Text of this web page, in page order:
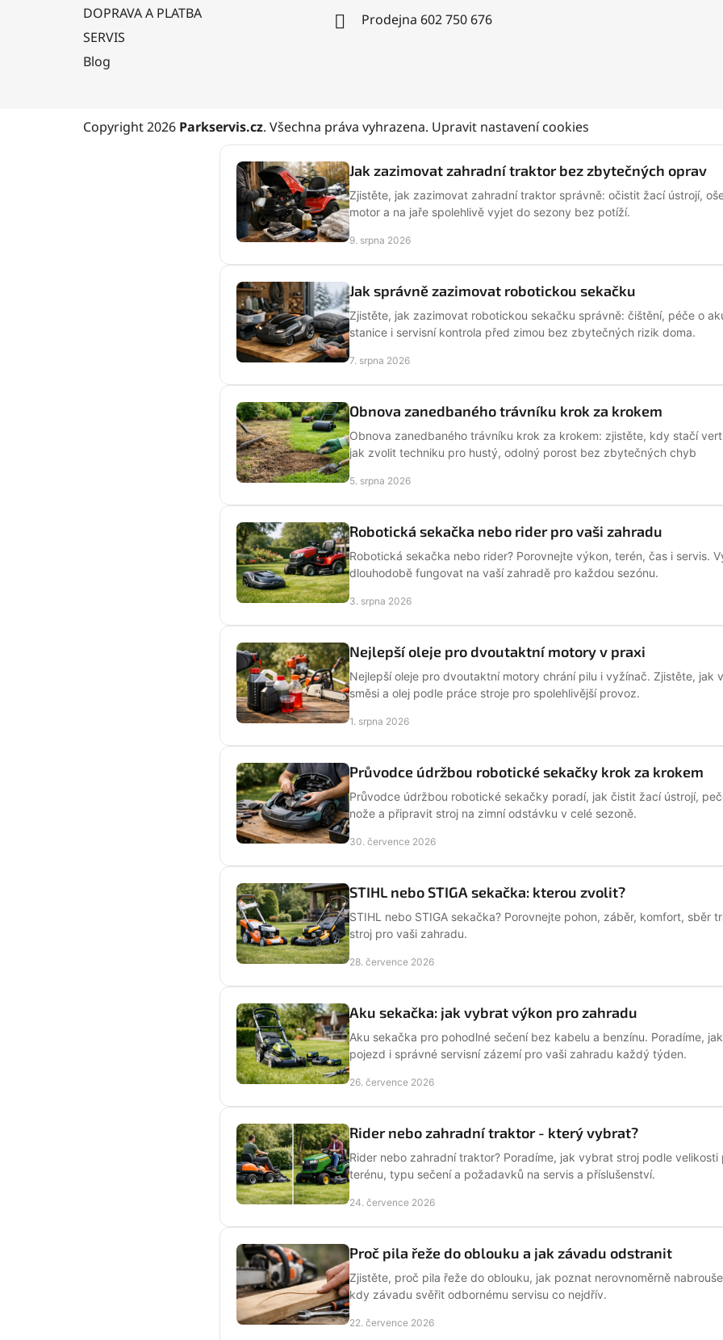
DOPRAVA A PLATBA
SERVIS
Blog
Prodejna 602 750 676
Copyright 2026 Parkservis.cz. Všechna práva vyhrazena. Upravit nastavení cookies
Jak zazimovat zahradní traktor bez zbytečných oprav
Zjistěte, jak zazimovat zahradní traktor správně: očistit žací ústrojí,
motor a na jaře spolehlivě vyjet do sezony bez potíží.
9. srpna 2026
Jak správně zazimovat robotickou sekačku
Zjistěte, jak zazimovat robotickou sekačku správně: čištění, péče o
stanice i servisní kontrola před zimou bez zbytečných rizik doma.
7. srpna 2026
Obnova zanedbaného trávníku krok za krokem
Obnova zanedbaného trávníku krok za krokem: zjistěte, kdy stačí
jak zvolit techniku pro hustý, odolný porost bez zbytečných chyb
5. srpna 2026
Robotická sekačka nebo rider pro vaši zahradu
Robotická sekačka nebo rider? Porovnejte výkon, terén, čas i servis.
dlouhodobě fungovat na vaší zahradě pro každou sezónu.
3. srpna 2026
Nejlepší oleje pro dvoutaktní motory v praxi
Nejlepší oleje pro dvoutaktní motory chrání pilu i vyžínač. Zjistěte, jak
směsi a olej podle práce stroje pro spolehlivější provoz.
1. srpna 2026
Průvodce údržbou robotické sekačky krok za krokem
Průvodce údržbou robotické sekačky poradí, jak čistit žací ústrojí,
nože a připravit stroj na zimní odstávku v celé sezoně.
30. července 2026
STIHL nebo STIGA sekačka: kterou zvolit?
STIHL nebo STIGA sekačka? Porovnejte pohon, záběr, komfort, sběr
stroj pro vaši zahradu.
28. července 2026
Aku sekačka: jak vybrat výkon pro zahradu
Aku sekačka pro pohodlné sečení bez kabelu a benzínu. Poradíme,
pojezd i správné servisní zázemí pro vaši zahradu každý týden.
26. července 2026
Rider nebo zahradní traktor - který vybrat?
Rider nebo zahradní traktor? Poradíme, jak vybrat stroj podle
terénu, typu sečení a požadavků na servis a příslušenství.
24. července 2026
Proč pila řeže do oblouku a jak závadu odstranit
Zjistěte, proč pila řeže do oblouku, jak poznat nerovnoměrně
kdy závadu svěřit odbornému servisu co nejdřív.
22. července 2026